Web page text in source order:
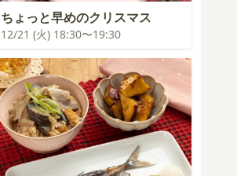
ちょっと早めのクリスマス
12/21 (火) 18:30〜19:30